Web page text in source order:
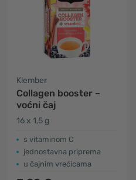
Klember
Collagen booster –
voćni čaj
16 x 1,5 g
s vitaminom C
jednostavna priprema
u čajnim vrećicama